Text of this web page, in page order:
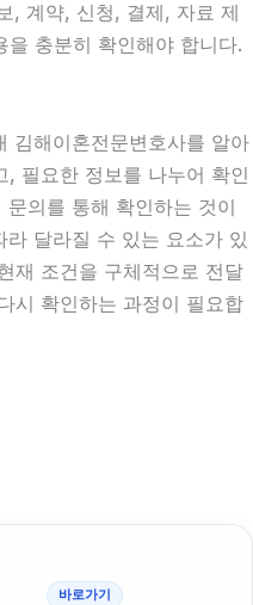
, 계약, 신청, 결제, 자료 제
충분히 확인해야 합니다.
해이혼전문변호사를 알아
필요한 정보를 나누어 확인
의를 통해 확인하는 것이
달라질 수 있는 요소가 있
재 조건을 구체적으로 전달
시 확인하는 과정이 필요합
바로가기